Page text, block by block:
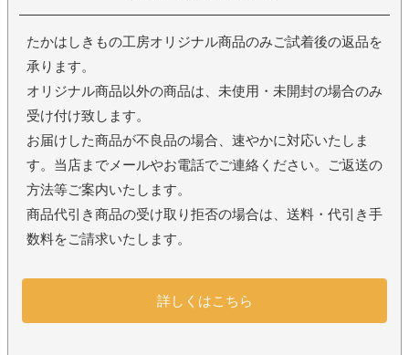
たかはしきもの工房オリジナル商品のみご試着後の返品を
承ります。
オリジナル商品以外の商品は、未使用・未開封の場合のみ
受け付け致します。
お届けした商品が不良品の場合、速やかに対応いたしま
す。当店までメールやお電話でご連絡ください。ご返送の
方法等ご案内いたします。
商品代引き商品の受け取り拒否の場合は、送料・代引き手
数料をご請求いたします。
詳しくはこちら